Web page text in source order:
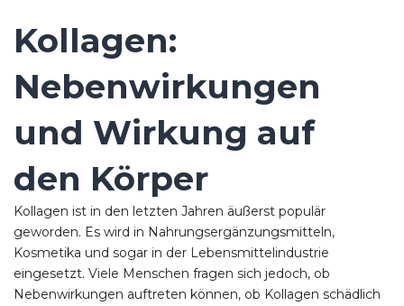
Kollagen:
Nebenwirkungen
und Wirkung auf
den Körper
Kollagen ist in den letzten Jahren äußerst populär
geworden. Es wird in Nahrungsergänzungsmitteln,
Kosmetika und sogar in der Lebensmittelindustrie
eingesetzt. Viele Menschen fragen sich jedoch, ob
Nebenwirkungen auftreten können, ob Kollagen schädlich